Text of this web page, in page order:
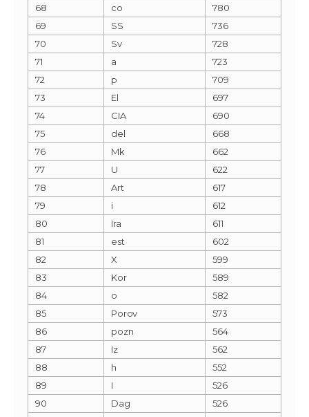
68
co
780
69
SS
736
70
Sv
728
71
a
723
72
p
709
73
El
697
74
CIA
690
75
del
668
76
Mk
662
77
U
622
78
Art
617
79
i
612
80
Ira
611
81
est
602
82
X
599
83
Kor
589
84
o
582
85
Porov
573
86
pozn
564
87
Iz
562
88
h
552
89
I
526
90
Dag
526